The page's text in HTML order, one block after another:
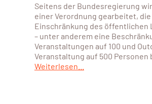
Seitens der Bundesregierung
einer Verordnung gearbeitet,
Einschränkung des öffentlichen
– unter anderem eine
Veranstaltungen auf 100 und
Veranstaltung auf 500 Personen
Weiterlesen...